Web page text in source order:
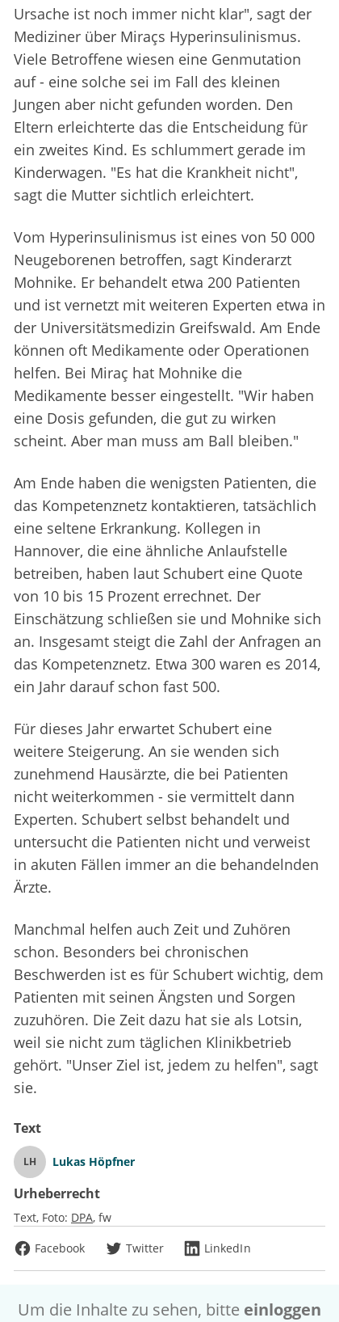
Ursache ist noch immer nicht klar", sagt der
Mediziner über Miraçs Hyperinsulinismus.
Viele Betroffene wiesen eine Genmutation
auf - eine solche sei im Fall des kleinen
Jungen aber nicht gefunden worden. Den
Eltern erleichterte das die Entscheidung für
ein zweites Kind. Es schlummert gerade im
Kinderwagen. "Es hat die Krankheit nicht",
sagt die Mutter sichtlich erleichtert.
Vom Hyperinsulinismus ist eines von 50 000
Neugeborenen betroffen, sagt Kinderarzt
Mohnike. Er behandelt etwa 200 Patienten
und ist vernetzt mit weiteren Experten etwa in
der Universitätsmedizin Greifswald. Am Ende
können oft Medikamente oder Operationen
helfen. Bei Miraç hat Mohnike die
Medikamente besser eingestellt. "Wir haben
eine Dosis gefunden, die gut zu wirken
scheint. Aber man muss am Ball bleiben."
Am Ende haben die wenigsten Patienten, die
das Kompetenznetz kontaktieren, tatsächlich
eine seltene Erkrankung. Kollegen in
Hannover, die eine ähnliche Anlaufstelle
betreiben, haben laut Schubert eine Quote
von 10 bis 15 Prozent errechnet. Der
Einschätzung schließen sie und Mohnike sich
an. Insgesamt steigt die Zahl der Anfragen an
das Kompetenznetz. Etwa 300 waren es 2014,
ein Jahr darauf schon fast 500.
Für dieses Jahr erwartet Schubert eine
weitere Steigerung. An sie wenden sich
zunehmend Hausärzte, die bei Patienten
nicht weiterkommen - sie vermittelt dann
Experten. Schubert selbst behandelt und
untersucht die Patienten nicht und verweist
in akuten Fällen immer an die behandelnden
Ärzte.
Manchmal helfen auch Zeit und Zuhören
schon. Besonders bei chronischen
Beschwerden ist es für Schubert wichtig, dem
Patienten mit seinen Ängsten und Sorgen
zuzuhören. Die Zeit dazu hat sie als Lotsin,
weil sie nicht zum täglichen Klinikbetrieb
gehört. "Unser Ziel ist, jedem zu helfen", sagt
sie.
Text
LH Lukas Höpfner
Urheberrecht
Text, Foto: DPA fw
Facebook
Twitter LinkedIn
Um die Inhalte zu sehen, bitte einloggen